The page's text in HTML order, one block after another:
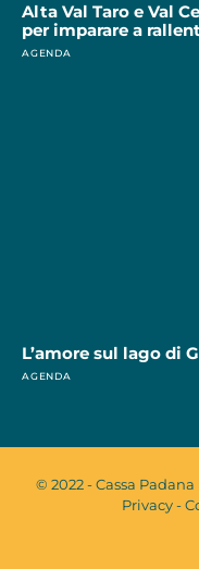
Alta Val Taro e Val
per imparare a
AGENDA
L’amore sul lago di
AGENDA
© 2022 - Cassa
Privacy-